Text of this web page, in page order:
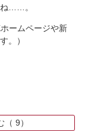
ね……。
ームページや新
。）
（ 9）